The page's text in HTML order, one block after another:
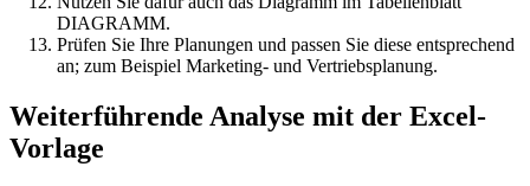
DIAGRAMM.
Prüfen Sie Ihre Planungen und passen Sie diese entsprechend
an; zum Beispiel Marketing- und Vertriebsplanung.
Weiterführende Analyse mit der Excel-
Vorlage